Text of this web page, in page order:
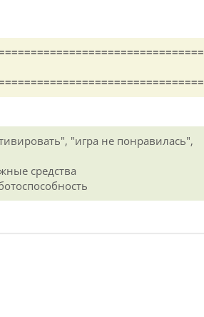
"игра не понравилась",
средства